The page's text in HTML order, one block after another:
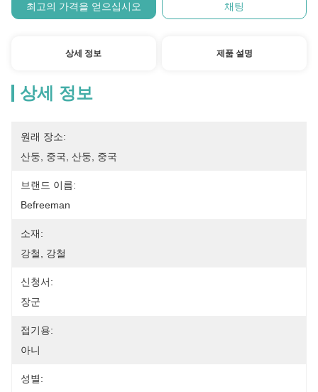
최고의 가격을 얻으십시오 채팅
상세 정보 제품 설명
상세 정보
원래 장소:
산둥, 중국, 산둥, 중국
브랜드 이름:
Befreeman
소재:
강철, 강철
신청서:
장군
접기용:
아니
성별: